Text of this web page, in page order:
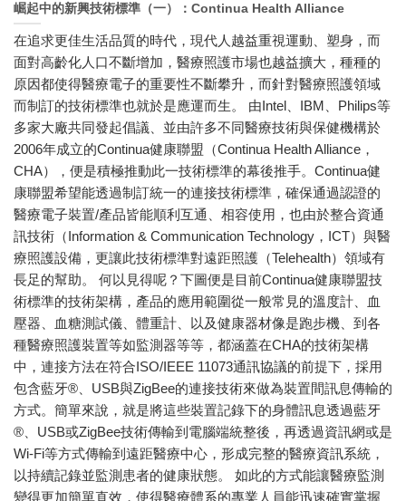
崛起中的新興技術標準（一）：Continua Health Alliance
在追求更佳生活品質的時代，現代人越益重視運動、塑身，而
面對高齡化人口不斷增加，醫療照護市場也越益擴大，種種的
原因都使得醫療電子的重要性不斷攀升，而針對醫療照護領域
而制訂的技術標準也就於是應運而生。 由Intel、IBM、Philips等
多家大廠共同發起倡議、並由許多不同醫療技術與保健機構於
2006年成立的Continua健康聯盟（Continua Health Alliance，
CHA），便是積極推動此一技術標準的幕後推手。Continua健
康聯盟希望能透過制訂統一的連接技術標準，確保通過認證的
醫療電子裝置/產品皆能順利互通、相容使用，也由於整合資通
訊技術（Information & Communication Technology，ICT）與醫
療照護設備，更讓此技術標準對遠距照護（Telehealth）領域有
長足的幫助。 何以見得呢？下圖便是目前Continua健康聯盟技
術標準的技術架構，產品的應用範圍從一般常見的溫度計、血
壓器、血糖測試儀、體重計、以及健康器材像是跑步機、到各
種醫療照護裝置等如監測器等等，都涵蓋在CHA的技術架構
中，連接方法在符合ISO/IEEE 11073通訊協議的前提下，採用
包含藍牙®、USB與ZigBee的連接技術來做為裝置間訊息傳輸的
方式。簡單來說，就是將這些裝置記錄下的身體訊息透過藍牙
®、USB或ZigBee技術傳輸到電腦端統整後，再透過資訊網或是
Wi-Fi等方式傳輸到遠距醫療中心，形成完整的醫療資訊系統，
以持續記錄並監測患者的健康狀態。 如此的方式能讓醫療監測
變得更加簡單直效，使得醫療體系的專業人員能迅速確實掌握